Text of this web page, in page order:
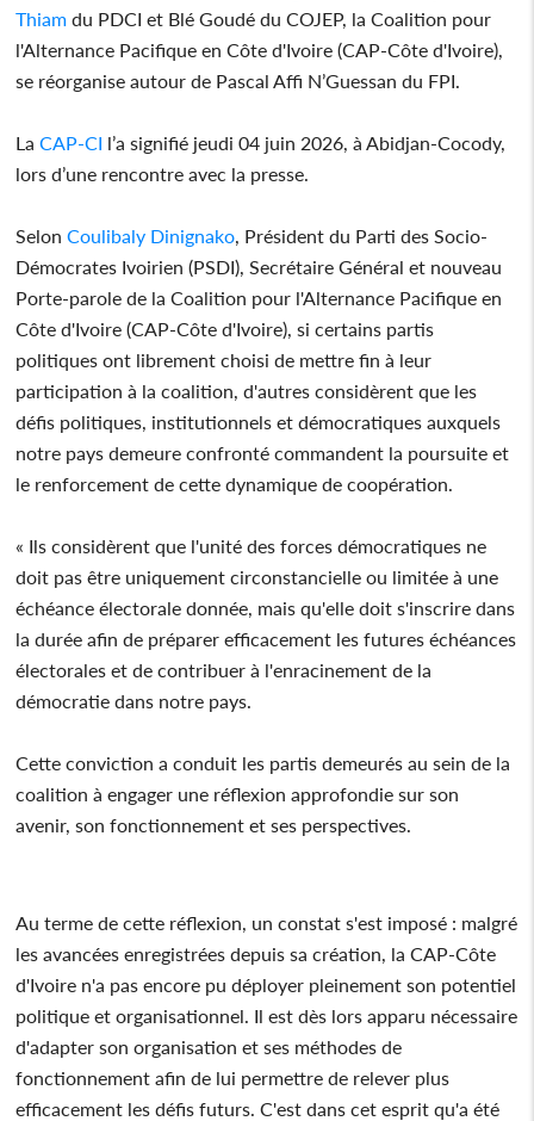
Thiam du PDCI et Blé Goudé du COJEP, la Coalition pour
l'Alternance Pacifique en Côte d'Ivoire (CAP-Côte d'Ivoire),
se réorganise autour de Pascal Affi N’Guessan du FPI.
LaCAP-CI l’a signifié jeudi 04 juin 2026, à Abidjan-Cocody,
lors d’une rencontre avec la presse.
SelonCoulibaly Dinignako , Président du Parti des Socio-
Démocrates Ivoirien (PSDI), Secrétaire Général et nouveau
Porte-parole de la Coalition pour l'Alternance Pacifique en
Côte d'Ivoire (CAP-Côte d'Ivoire), si certains partis
politiques ont librement choisi de mettre fin à leur
participation à la coalition, d'autres considèrent que les
défis politiques, institutionnels et démocratiques auxquels
notre pays demeure confronté commandent la poursuite et
le renforcement de cette dynamique de coopération.
« Ils considèrent que l'unité des forces démocratiques ne
doit pas être uniquement circonstancielle ou limitée à une
échéance électorale donnée, mais qu'elle doit s'inscrire dans
la durée afin de préparer efficacement les futures échéances
électorales et de contribuer à l'enracinement de la
démocratie dans notre pays.
Cette conviction a conduit les partis demeurés au sein de la
coalition à engager une réflexion approfondie sur son
avenir, son fonctionnement et ses perspectives.
Au terme de cette réflexion, un constat s'est imposé : malgré
les avancées enregistrées depuis sa création, la CAP-Côte
d'Ivoire n'a pas encore pu déployer pleinement son potentiel
politique et organisationnel. Il est dès lors apparu nécessaire
d'adapter son organisation et ses méthodes de
fonctionnement afin de lui permettre de relever plus
efficacement les défis futurs. C'est dans cet esprit qu'a été